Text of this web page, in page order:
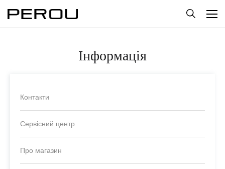
Інформація
Контакти
Сервісний центр
Про магазин